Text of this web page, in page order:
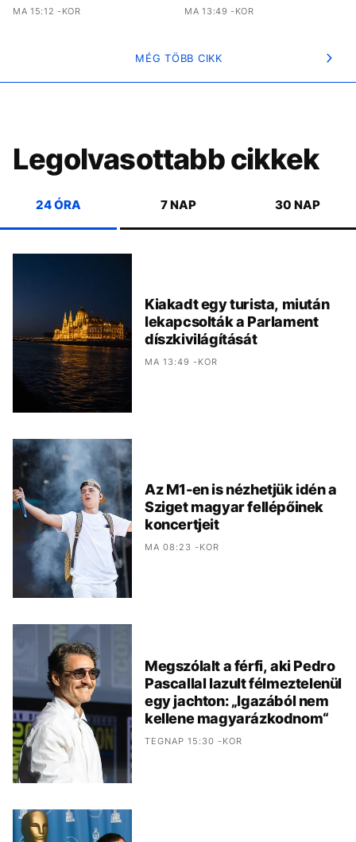
MA 15:12 -KOR MA 13:49 -KOR
MÉG TÖBB CIKK
Legolvasottabb cikkek
24 ÓRA 7 NAP 30 NAP
Kiakadt egy turista, miután
lekapcsolták a Parlament
díszkivilágítását
MA 13:49 -KOR
Az M1-en is nézhetjük idén a
Sziget magyar fellépőinek
koncertjeit
MA 08:23 -KOR
Megszólalt a férfi, aki Pedro
Pascallal lazult félmeztelenül
egy jachton: „Igazából nem
kellene magyarázkodnom“
TEGNAP 15:30 -KOR